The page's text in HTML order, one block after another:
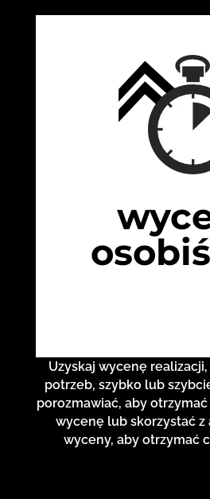
Uzyskaj wycenę
potrzeb, szybko lub
porozmawiać, aby
wycenę lub skorzystać
wyceny, aby otrzymać